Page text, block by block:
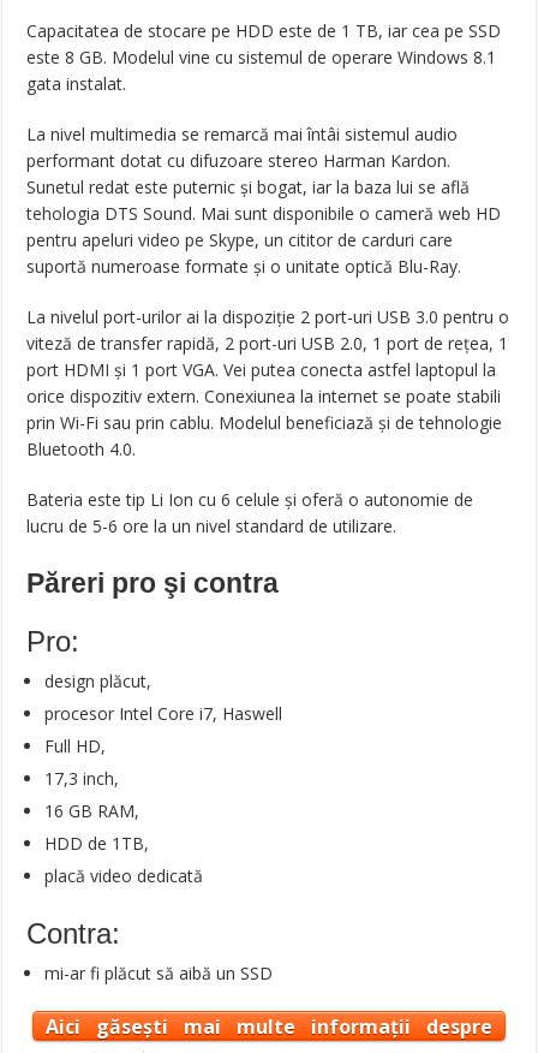
Capacitatea de stocare pe HDD este de 1 TB, iar cea pe SSD
este 8 GB. Modelul vine cu sistemul de operare Windows 8.1
gata instalat.
La nivel multimedia se remarcă mai întâi sistemul audio
performant dotat cu difuzoare stereo Harman Kardon.
Sunetul redat este puternic și bogat, iar la baza lui se află
tehologia DTS Sound. Mai sunt disponibile o cameră web HD
pentru apeluri video pe Skype, un cititor de carduri care
suportă numeroase formate și o unitate optică Blu-Ray.
La nivelul port-urilor ai la dispoziție 2 port-uri USB 3.0 pentru o
viteză de transfer rapidă, 2 port-uri USB 2.0, 1 port de rețea, 1
port HDMI și 1 port VGA. Vei putea conecta astfel laptopul la
orice dispozitiv extern. Conexiunea la internet se poate stabili
prin Wi-Fi sau prin cablu. Modelul beneficiază și de tehnologie
Bluetooth 4.0.
Bateria este tip Li Ion cu 6 celule și oferă o autonomie de
lucru de 5-6 ore la un nivel standard de utilizare.
Păreri pro şi contra
Pro:
design plăcut,
procesor Intel Core i7, Haswell
Full HD,
17,3 inch,
16 GB RAM,
HDD de 1TB,
placă video dedicată
Contra:
mi-ar fi plăcut să aibă un SSD
Aici găsești mai multe informații despre